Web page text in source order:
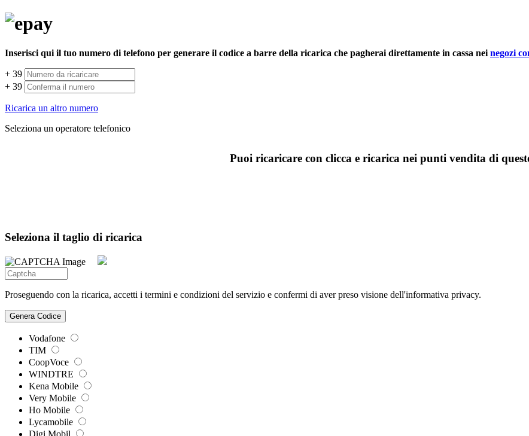
Inserisci qui il tuo numero di telefono per generare il codice a barre della ricarica che pagherai direttamente in cassa nei negozi
+ 39
+ 39
Ricarica un altro numero
Seleziona un operatore telefonico
Puoi ricaricare con clicca e ricarica nei punti vendita di
Seleziona il taglio di ricarica
Proseguendo con la ricarica, accetti i termini e condizioni del servizio e confermi di aver preso visione dell'informativa privacy.
Genera Codice
Vodafone
TIM
CoopVoce
WINDTRE
Kena Mobile
Very Mobile
Ho Mobile
Lycamobile
Digi Mobil